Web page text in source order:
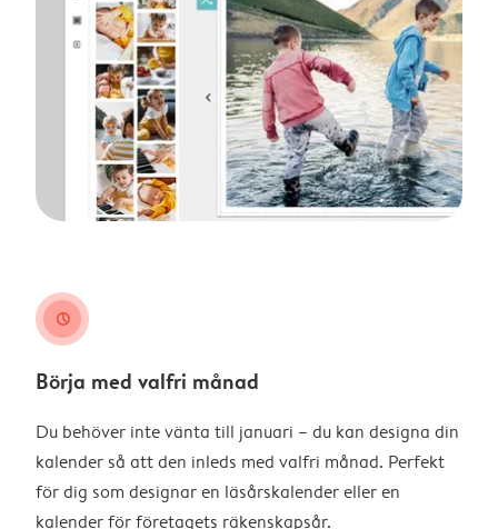
clock
Börja med valfri månad
Du behöver inte vänta till januari – du kan designa din
kalender så att den inleds med valfri månad. Perfekt
för dig som designar en läsårskalender eller en
kalender för företagets räkenskapsår.